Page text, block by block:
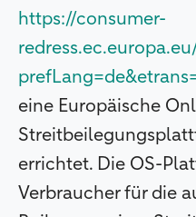
https://consumer-
eine Europäische
errichtet. Die OS-
Verbraucher für die